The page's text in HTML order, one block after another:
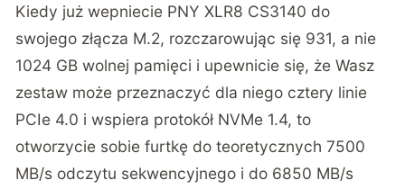
Kiedy już wepniecie PNY XLR8 CS3140 do
swojego złącza M.2, rozczarowując się 931, a nie
1024 GB wolnej pamięci i upewnicie się, że Wasz
zestaw może przeznaczyć dla niego cztery linie
PCIe 4.0 i wspiera protokół NVMe 1.4, to
otworzycie sobie furtkę do teoretycznych 7500
MB/s odczytu sekwencyjnego i do 6850 MB/s